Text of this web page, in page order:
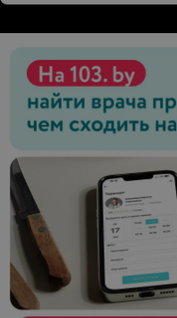
дружелюбную атмосферу